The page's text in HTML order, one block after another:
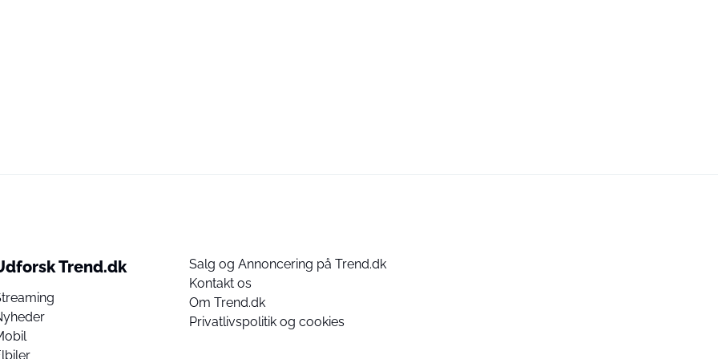
Trend.dk
Salg og Annoncering på Trend.dk
Kontakt os
Om Trend.dk
Privatlivspolitik og cookies